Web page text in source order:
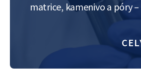
matrice, kamenivo a póry
materiálem, u kterého se
často rozvíjí na rozhraní
pasta/kamenivo. Student/
pracovat na 2D/3D